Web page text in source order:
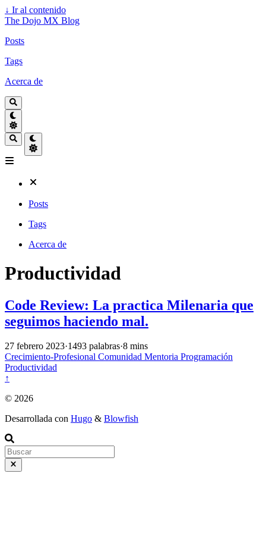
↓ Ir al contenido
The Dojo MX Blog
Posts
Tags
Acerca de
Posts
Tags
Acerca de
Productividad
Code Review: La practica Milenaria que
seguimos haciendo mal.
27 febrero 2023·1493 palabras·8 mins
Crecimiento-Profesional Comunidad Mentoria Programación
Productividad
↑
© 2026
Desarrollada con Hugo & Blowfish